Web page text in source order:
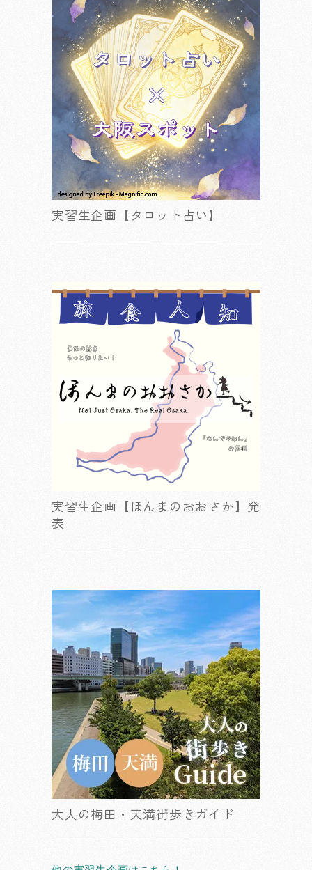
実習生企画【タロット占い】
実習生企画【ほんまのおおさか】発
表
大人の梅田・天満街歩きガイド